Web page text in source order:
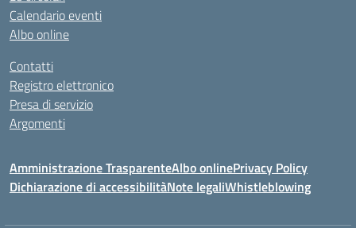
Calendario eventi
Albo online
Contatti
Registro elettronico
Presa di servizio
Argomenti
Amministrazione TrasparenteAlbo onlinePrivacy Policy
Dichiarazione di accessibilitàNote legaliWhistleblowing